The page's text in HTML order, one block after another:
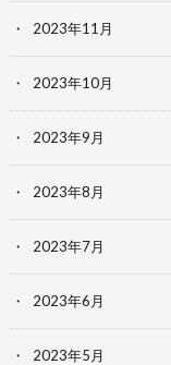
2023年11月
2023年10月
2023年9月
2023年8月
2023年7月
2023年6月
2023年5月